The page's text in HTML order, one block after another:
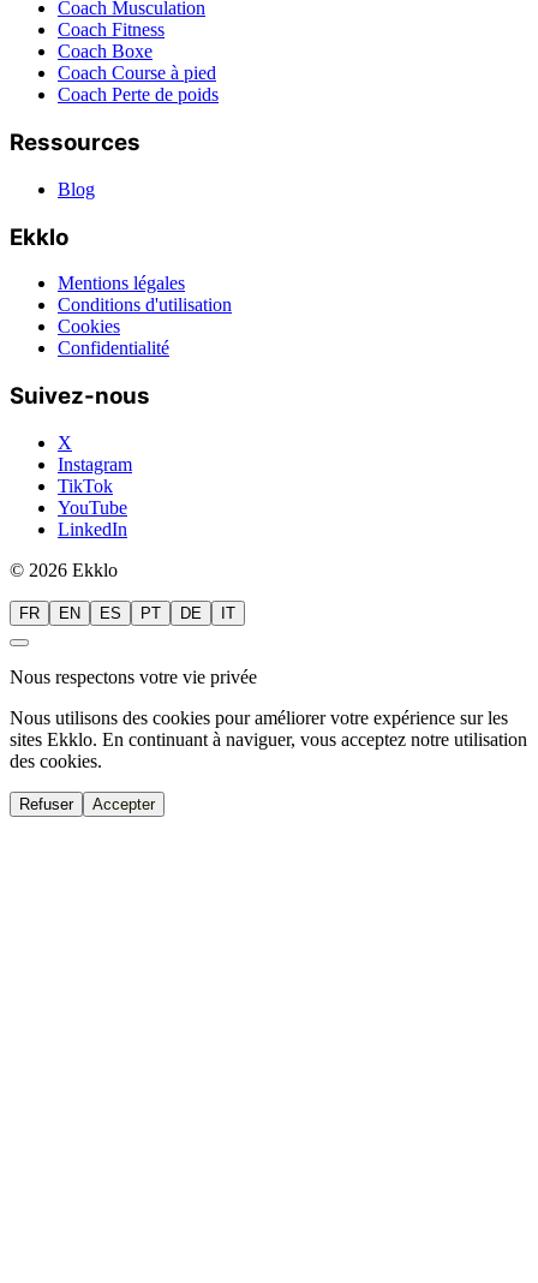
Coach Musculation
Coach Fitness
Coach Boxe
Coach Course à pied
Coach Perte de poids
Ressources
Blog
Ekklo
Mentions légales
Conditions d'utilisation
Cookies
Confidentialité
Suivez-nous
X
Instagram
TikTok
YouTube
LinkedIn
© 2026 Ekklo
FR EN ES PT DE IT
Nous respectons votre vie privée
Nous utilisons des cookies pour améliorer votre expérience sur les
sites Ekklo. En continuant à naviguer, vous acceptez notre utilisation
des cookies.
Refuser Accepter